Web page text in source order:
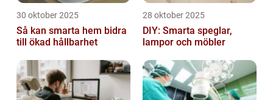
30 oktober 2025
Så kan smarta hem bidra
till ökad hållbarhet
28 oktober 2025
DIY: Smarta speglar,
lampor och möbler